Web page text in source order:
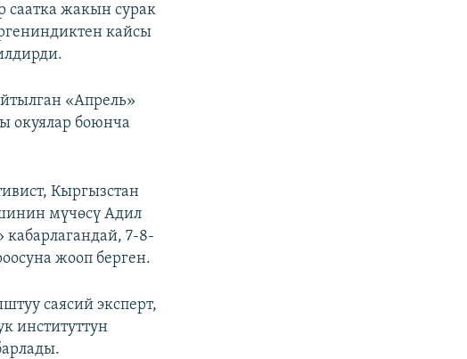
жакын сурак
кайсы
«Апрель»
окуялар боюнча
Кыргызстан
мүчөсү Адил
кабарлагандай, 7-8-
жооп берген.
саясий эксперт,
институттун